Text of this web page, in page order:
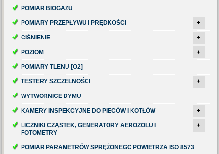
POMIAR BIOGAZU
POMIARY PRZEPŁYWU I PRĘDKOŚCI +
CIŚNIENIE +
POZIOM +
POMIARY TLENU [O2]
TESTERY SZCZELNOŚCI +
WYTWORNICE DYMU
KAMERY INSPEKCYJNE DO PIECÓW I KOTŁÓW +
LICZNIKI CZĄSTEK, GENERATORY AEROZOLU I
FOTOMETRY
+
POMIAR PARAMETRÓW SPRĘŻONEGO POWIETRZA ISO 8573